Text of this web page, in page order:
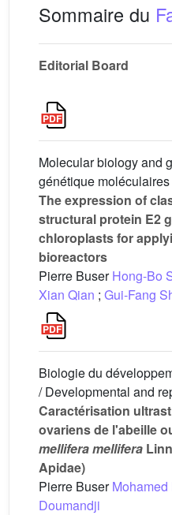
Sommaire du
Editorial Board
Molecular biology and
génétique moléculaires
The expression of
structural protein E2
chloroplasts for
bioreactors
Pierre BuserHong-Bo
Xian Qian ; Gui-Fang
Biologie du
/ Developmental and
Caractérisation
ovariens de l'abeille
mellifera mellifera
Apidae)
Pierre Buser
Doumandji